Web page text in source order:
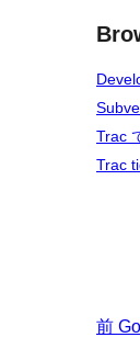
Trac
Trac
前